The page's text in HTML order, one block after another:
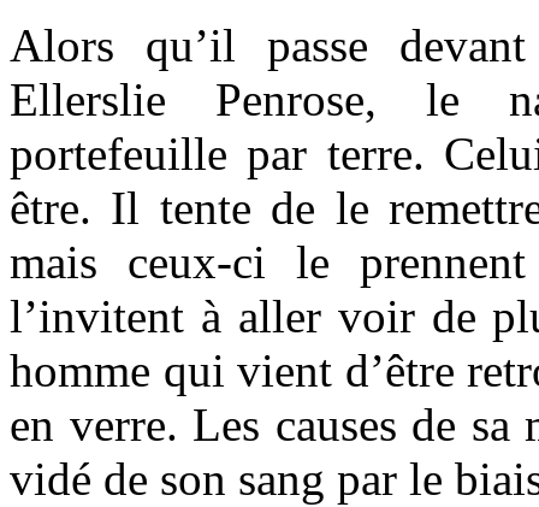
Alors qu’il passe
Ellerslie Penrose, le
portefeuille par terre.
être. Il tente de le
mais ceux-ci le
l’invitent à aller voir de
homme qui vient d’être
en verre. Les causes de
vidé de son sang par le